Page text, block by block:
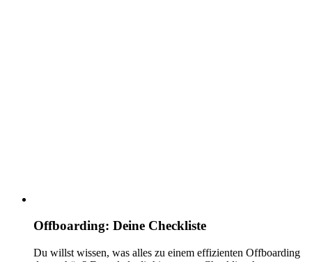
Offboarding: Deine Checkliste
Du willst wissen, was alles zu einem effizienten Offboarding